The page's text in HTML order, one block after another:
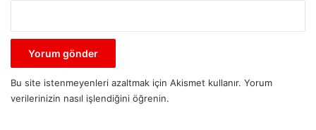
Bu site istenmeyenleri azaltmak için Akismet kullanır. Yorum
verilerinizin nasıl işlendiğini öğrenin.